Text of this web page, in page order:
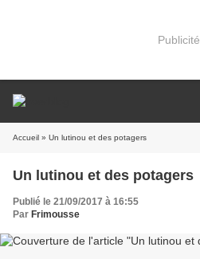
Publicité
Accueil » Un lutinou et des potagers
Un lutinou et des potagers
Publié le 21/09/2017 à 16:55
Par Frimousse